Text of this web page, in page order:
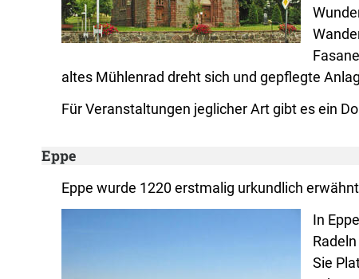
altes Mühlenrad dreht sich und gepflegte
Für Veranstaltungen jeglicher Art gibt es ein
Eppe
Eppe wurde 1220 erstmalig urkundlich
In
Sie